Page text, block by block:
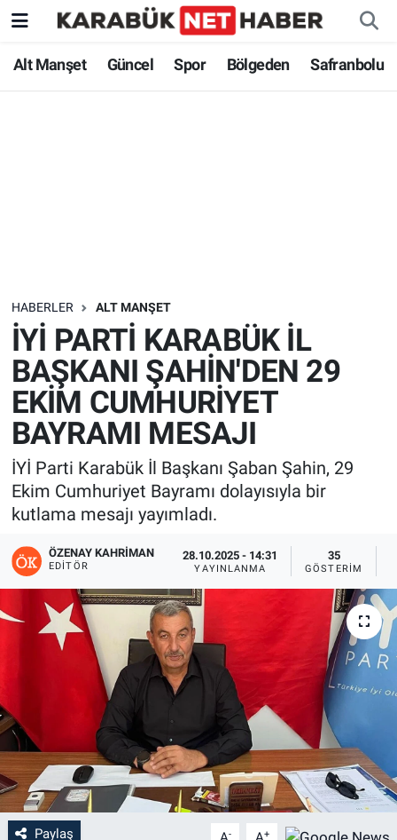
Alt Manşet Güncel Spor Bölgeden Safranbolu
HABERLER ALT MANŞET
İYİ PARTİ KARABÜK İL
BAŞKANI ŞAHİN'DEN 29
EKİM CUMHURİYET
BAYRAMI MESAJI
İYİ Parti Karabük İl Başkanı Şaban Şahin, 29
Ekim Cumhuriyet Bayramı dolayısıyla bir
kutlama mesajı yayımladı.
ÖZENAY KAHRIMAN
EDITÖR
28.10.2025 - 14:31
YAYINLANMA
35
GÖSTERIM
Paylaş - +